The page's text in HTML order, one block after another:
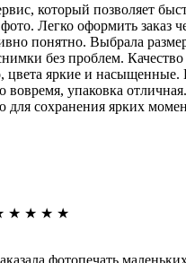
который позволяет
Легко оформить заказ
понятно. Выбрала
без проблем. Качество
цвета яркие и насыщенные.
вовремя, упаковка отличная.
для сохранения ярких
★ ★ ★ ★
фотопечать